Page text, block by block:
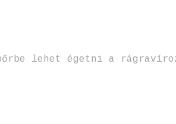
lehet égetni a